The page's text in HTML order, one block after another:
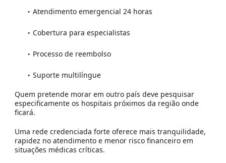
Atendimento emergencial 24 horas
Cobertura para especialistas
Processo de reembolso
Suporte multilíngue
Quem pretende morar em outro país deve pesquisar
especificamente os hospitais próximos da região onde
ficará.
Uma rede credenciada forte oferece mais tranquilidade,
rapidez no atendimento e menor risco financeiro em
situações médicas críticas.